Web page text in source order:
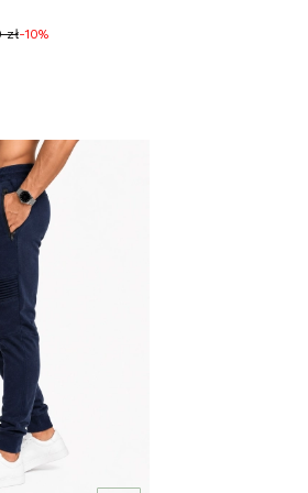
zł-10%